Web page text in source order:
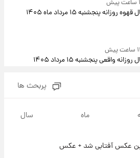
قهوه روزانه پنجشنبه ۱۵ مرداد ماه ۱۴۰۵
روزانه واقعی پنجشنبه ۱۵ مرداد ۱۴۰۵
پربحث ها
ماه سال
این عکس آفتابی شد + عکس